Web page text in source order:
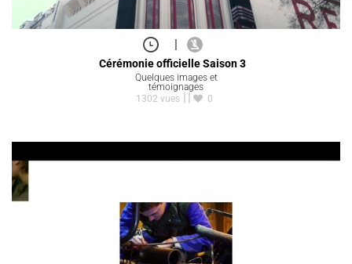
|
Cérémonie officielle Saison 3
Quelques images et
témoignages
1302 vues
0